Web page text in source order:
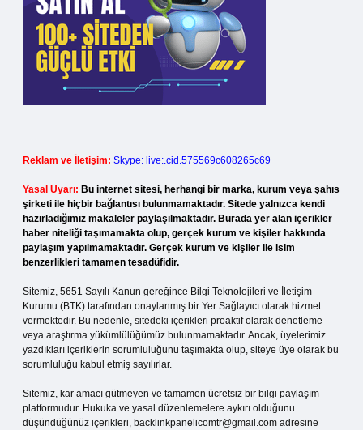
Reklam ve İletişim: Skype: live:.cid.575569c608265c69
Yasal Uyarı: Bu internet sitesi, herhangi bir marka, kurum veya şahıs
şirketi ile hiçbir bağlantısı bulunmamaktadır. Sitede yalnızca kendi
hazırladığımız makaleler paylaşılmaktadır. Burada yer alan içerikler
haber niteliği taşımamakta olup, gerçek kurum ve kişiler hakkında
paylaşım yapılmamaktadır. Gerçek kurum ve kişiler ile isim
benzerlikleri tamamen tesadüfidir.
Sitemiz, 5651 Sayılı Kanun gereğince Bilgi Teknolojileri ve İletişim
Kurumu (BTK) tarafından onaylanmış bir Yer Sağlayıcı olarak hizmet
vermektedir. Bu nedenle, sitedeki içerikleri proaktif olarak denetleme
veya araştırma yükümlülüğümüz bulunmamaktadır. Ancak, üyelerimiz
yazdıkları içeriklerin sorumluluğunu taşımakta olup, siteye üye olarak bu
sorumluluğu kabul etmiş sayılırlar.
Sitemiz, kar amacı gütmeyen ve tamamen ücretsiz bir bilgi paylaşım
platformudur. Hukuka ve yasal düzenlemelere aykırı olduğunu
düşündüğünüz içerikleri, backlinkpanelicomtr@gmail.com adresine